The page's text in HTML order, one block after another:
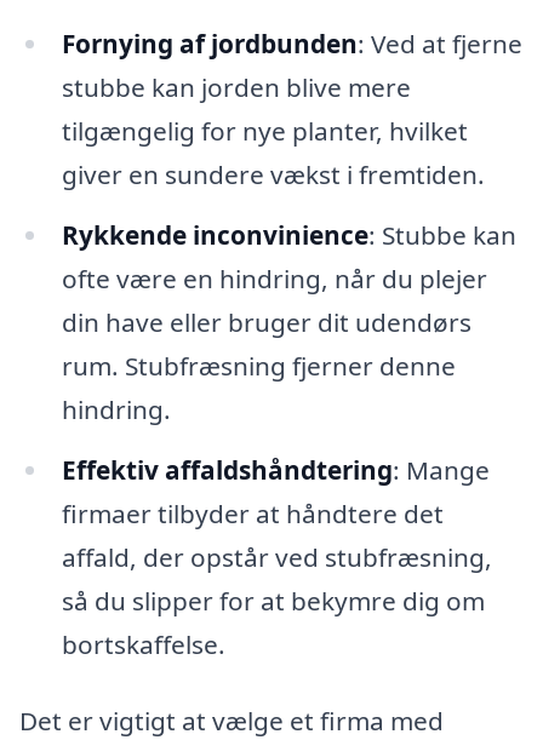
Fornying af jordbunden: Ved at fjerne
stubbe kan jorden blive mere
tilgængelig for nye planter, hvilket
giver en sundere vækst i fremtiden.
Rykkende inconvinience: Stubbe kan
ofte være en hindring, når du plejer
din have eller bruger dit udendørs
rum. Stubfræsning fjerner denne
hindring.
Effektiv affaldshåndtering: Mange
firmaer tilbyder at håndtere det
affald, der opstår ved stubfræsning,
så du slipper for at bekymre dig om
bortskaffelse.
Det er vigtigt at vælge et firma med